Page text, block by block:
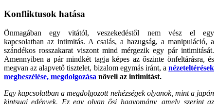
Konfliktusok hatása
Önmagában egy vitától, veszekedéstől nem vész el egy
kapcsolatban az intimitás. A csalás, a hazugság, a manipuláció, a
szándékos rosszakarat viszont mind mérgezik egy pár intimitását.
Amennyiben a pár mindkét tagja képes az őszinte önfeltárásra, és
megvan az alapvető tisztelet, bizalom egymás iránt, a nézeteltérések
megbeszélése, megdolgozása növeli az intimitást.
Egy kapcsolatban a megdolgozott nehézségek olyanok, mint a japán
kintsugi edények. Ez egy olyan ősi hagyomány, amely szerint az